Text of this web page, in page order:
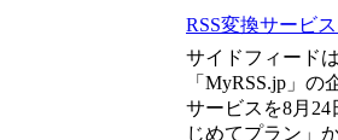
RSS変換サービ
サイドフィード
「MyRSS.jp」
サービスを8月
じめてプラン」